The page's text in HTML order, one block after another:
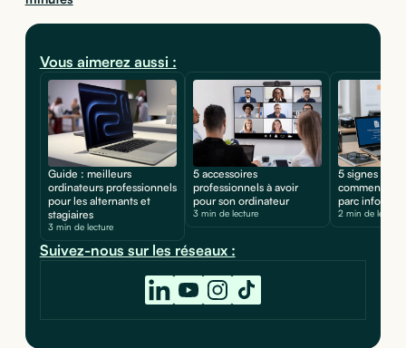
Vous aimerez aussi :
Guide : meilleurs
ordinateurs professionnels
pour les alternants et
stagiaires
3 min de lecture
5 accessoires
professionnels à avoir
pour son ordinateur
3 min de lecture
5 signes
comment
parc
2 min de lecture
Suivez-nous sur les réseaux :